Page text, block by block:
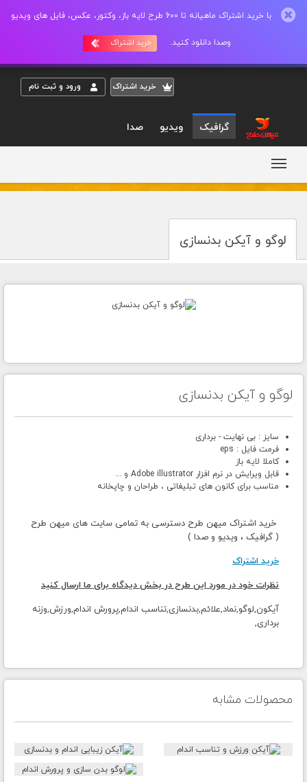
با خرید اشتراک ماهیانه تا 600 طرح لایه باز، وکتور، عکس، فایل های ویدیو
وصدا دانلود کنید. خرید اشتراک
خريد اشتراک ورود و ثبت نام
گرافیک ویدیو صدا
لوگو و آیکن بدنسازی
لوگو و آیکن بدنسازی
سایز : بی نهایت - برداری
فرمت فایل : eps
کاملا لایه باز
قابل ویرایش در نرم افزار Adobe illustrator و ...
مناسب برای کانون های تبلیغاتی ، طراحان و چاپخانه
خرید اشتراک میهن طرح دسترسی به تمامی سایت های میهن طرح
( گرافیک ، ویدیو و صدا )
خرید اشتراک
نظرات خود در مورد این طرح در بخش دیدگاه برای ما ارسال کنید
آیکون,لوگو,نماد,علائم,بدنسازی,تناسب اندام,پرورش اندام,ورزش,وزنه
برداری,
محصولات مشابه